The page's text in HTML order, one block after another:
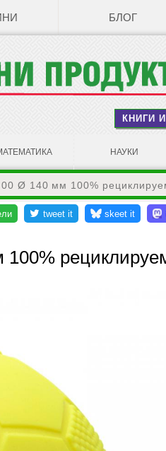
БЛОГ
КНИГИ
НАУКИ
Ø 140 мм 100%